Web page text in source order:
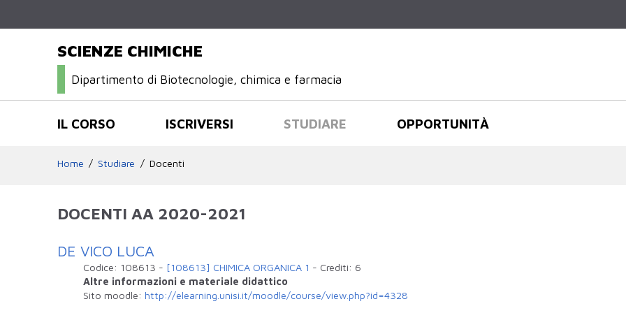
SCIENZE CHIMICHE
Dipartimento di Biotecnologie, chimica e farmacia
IL CORSO ISCRIVERSI STUDIARE OPPORTUNITÀ
Home Studiare Docenti
DOCENTI AA 2020-2021
DE VICO LUCA
Codice: 108613 - [108613] CHIMICA ORGANICA 1 - Crediti: 6
Altre informazioni e materiale didattico
Sito moodle: http://elearning.unisi.it/moodle/course/view.php?id=4328